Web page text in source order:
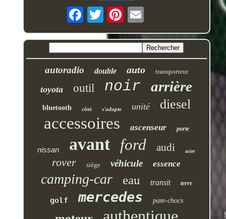
autoradio double auto transporteur
toyota outil noir arrière
bluetooth côté s'adapte unité diesel
accessoires ascenseur porte
nissan avant ford audi acier
rover siège véhicule essence
camping-car eau transit terre
golf mercedes pare-chocs